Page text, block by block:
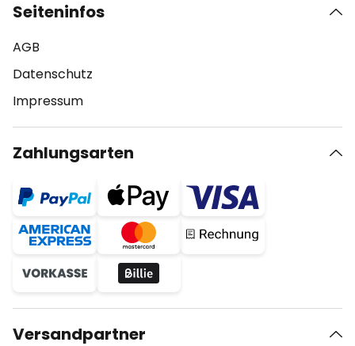
Seiteninfos
AGB
Datenschutz
Impressum
Zahlungsarten
Versandpartner